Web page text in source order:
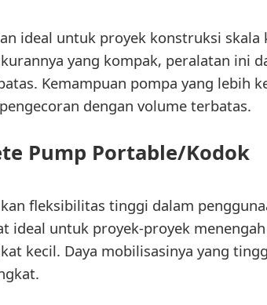
ideal untuk proyek konstruksi
yang kompak, peralatan ini
Kemampuan pompa yang lebih
dengan volume terbatas.
Pump Portable/Kodok
fleksibilitas tinggi dalam
ideal untuk proyek-proyek
kecil. Daya mobilisasinya yang